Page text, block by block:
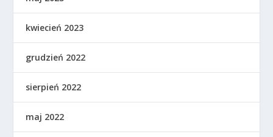
kwiecień 2023
grudzień 2022
sierpień 2022
maj 2022